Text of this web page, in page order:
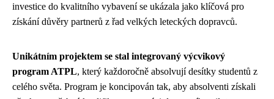
investice do kvalitního vybavení se ukázala jako klíčová pro
získání důvěry partnerů z řad velkých leteckých dopravců.
Unikátním projektem se stal integrovaný výcvikový
program ATPL, který každoročně absolvují desítky studentů z
celého světa. Program je koncipován tak, aby absolventi získali